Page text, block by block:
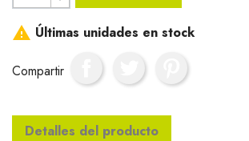
 Últimas unidades en stock
Compartir
Detalles del producto